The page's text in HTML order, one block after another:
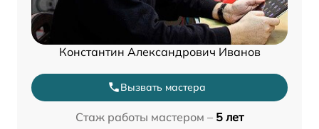
Константин Александрович Иванов
Вызвать мастера
Стаж работы мастером – 5 лет